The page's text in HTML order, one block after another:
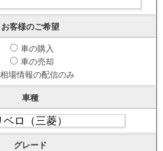
お客様のご希望
車の購入
車の売却
相場情報の配信のみ
車種
グレード